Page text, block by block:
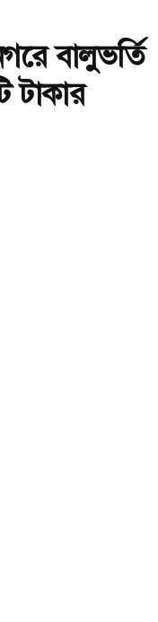
বালুভর্তি
টাকার